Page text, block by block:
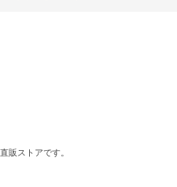
販ストアです。